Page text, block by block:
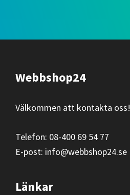
Footer
Webbshop24
Välkommen att kontakta oss!
Telefon: 08-400 69 54 77
E-post: info@webbshop24.se
Länkar